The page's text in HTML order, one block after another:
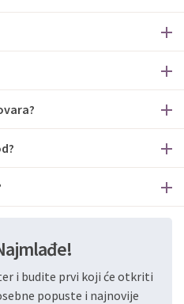
i budite prvi koji će otkriti
popuste i najnovije